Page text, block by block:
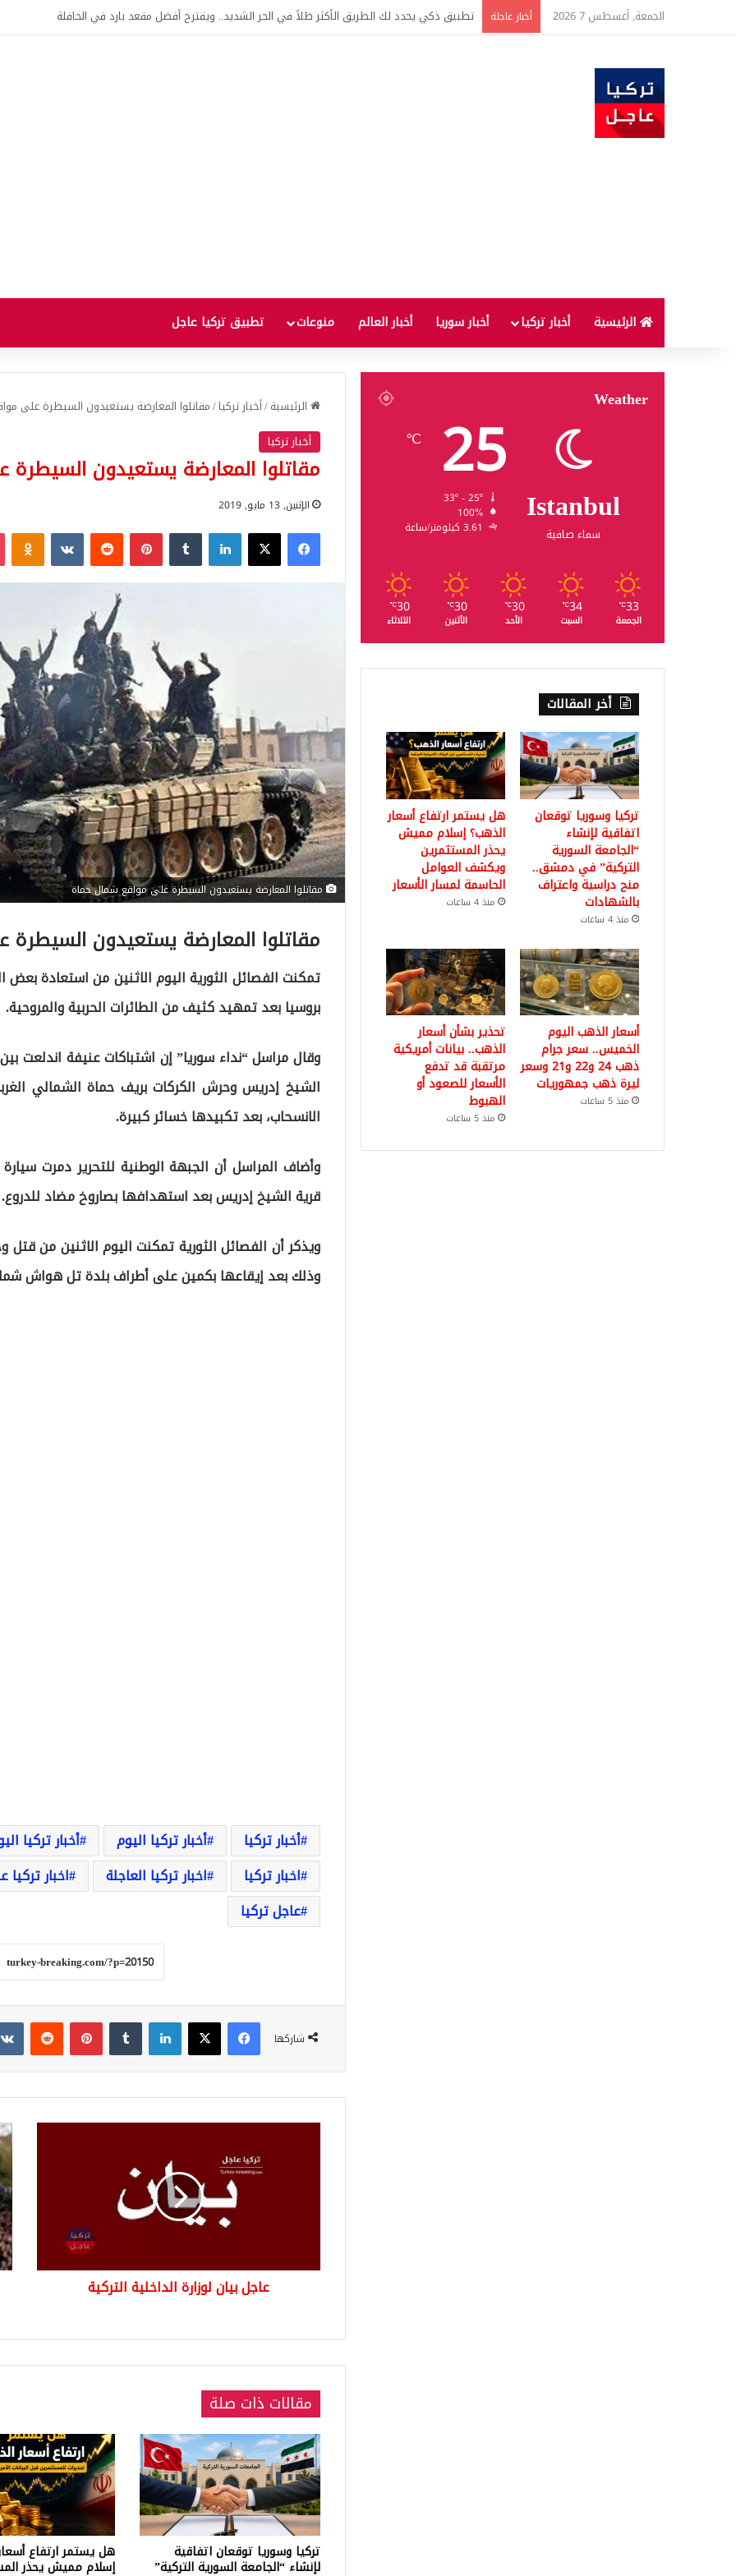
الجمعة, أغسطس 7 2026 أخبار عاجلة تركيا وسوريا توقعان اتفاقية لإنشاء “الجامعة السورية التركية” في دمشق.. منح دراسية واعتراف بالشهادات
الرئيسية أخبار تركيا أخبار سوريا أخبار العالم منوعات تطبيق تركيا عاجل
الرئيسية/أخبار تركيا/مقاتلوا المعارضة يستعيدون السيطرة على
أخبار تركيا
مقاتلوا المعارضة يستعيدون
الإثنين, 13 مايو, 2019
فيسبوك‫X لينكدإن بينتيريست
مقاتلوا المعارضة يستعيدون السيطرة على مواقع شمال حماة
مقاتلوا المعارضة يستعيدون
تمكنت الفصائل الثورية اليوم الاثنين من استعادة
بروسيا بعد تمهيد كثيف من الطائرات الحربية والمروحية.
وقال مراسل “نداء سوريا” إن اشتباكات عنيفة اندلعت
الشيخ إدريس وحرش الكركات بريف حماة الشمالي
الانسحاب، بعد تكبيدها خسائر كبيرة.
وأضاف المراسل أن الجبهة الوطنية للتحرير دمرت
قرية الشيخ إدريس بعد استهدافها بصاروخ مضاد للدروع.
ويذكر أن الفصائل الثورية تمكنت اليوم الاثنين من
وذلك بعد إيقاعها بكمين على أطراف بلدة تل هواش
أخبار تركيا أخبار تركيا اليوم أخبار تركيا
اخبار تركيا
اخبار تركيا العاجلة اخبار تركيا
عاجل تركيا
شاركها
فيسبوك‫X لينكدإن بينتيريست
عاجل بيان لوزارة الداخلية التركية
بدء
مقالات ذات صلة
تركيا وسوريا توقعان اتفاقية
لإنشاء “الجامعة السورية التركية”
هل يستمر ارتفاع
إسلام مميش يحذر
Weather
Istanbul
سماء صافية
25
℃
100%
3.61 كيلومتر/ساعة
33
℃
الجمعة
34
℃
السبت
30
℃
الأحد
30
℃
الأثنين
30
℃
الثلاثاء
أخر المقالات
تركيا وسوريا توقعان
اتفاقية لإنشاء
“الجامعة السورية
التركية” في دمشق..
منح دراسية واعتراف
بالشهادات
منذ 4 ساعات
هل يستمر ارتفاع أسعار
الذهب؟ إسلام مميش
يحذر المستثمرين
ويكشف العوامل
الحاسمة لمسار الأسعار
منذ 4 ساعات
أسعار الذهب اليوم
الخميس.. سعر جرام
ذهب 24 و22 و21 وسعر
ليرة ذهب جمهوريات
منذ 5 ساعات
تحذير بشأن أسعار
الذهب.. بيانات أمريكية
مرتقبة قد تدفع
الأسعار للصعود أو
الهبوط
منذ 5 ساعات